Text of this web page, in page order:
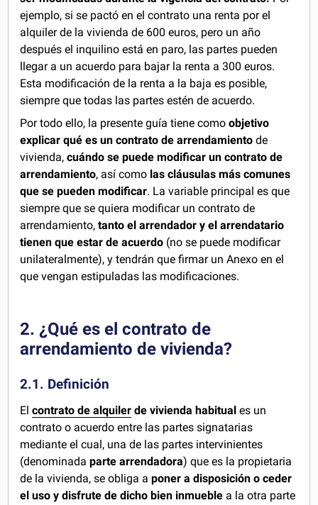
ejemplo, si se pactó en el contrato una renta por el
alquiler de la vivienda de 600 euros, pero un año
después el inquilino está en paro, las partes pueden
llegar a un acuerdo para bajar la renta a 300 euros.
Esta modificación de la renta a la baja es posible,
siempre que todas las partes estén de acuerdo.
Por todo ello, la presente guía tiene comoobjetivo
explicar qué es un contrato de arrendamiento de
vivienda,cuándo se puede modificar un contrato de
arrendamiento, así como las cláusulas más comunes
que se pueden modificar. La variable principal es que
siempre que se quiera modificar un contrato de
arrendamiento, tanto el arrendador y el arrendatario
tienen que estar de acuerdo (no se puede modificar
unilateralmente), y tendrán que firmar un Anexo en el
que vengan estipuladas las modificaciones.
2. ¿Qué es el contrato de
arrendamiento de vivienda?
2.1. Definición
Elcontrato de alquiler de vivienda habitual es un
contrato o acuerdo entre las partes signatarias
mediante el cual, una de las partes intervinientes
(denominadaparte arrendadora) que es la propietaria
de la vivienda, se obliga aponer a disposición o ceder
el uso y disfrute de dicho bien inmueble a la otra parte